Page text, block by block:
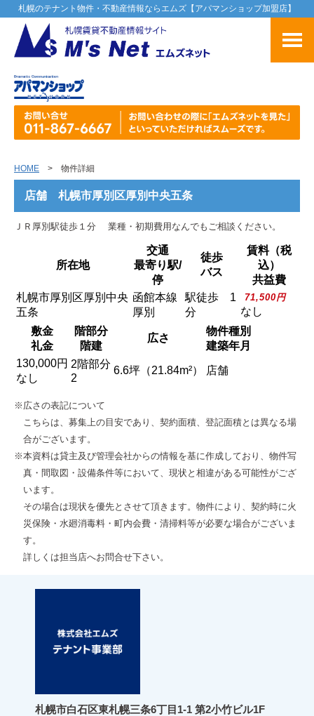
札幌のテナント物件・不動産情報ならエムズ【アパマンショップ加盟店】
HOME > 物件詳細
店舗 札幌市厚別区厚別中央五条
ＪＲ厚別駅徒歩１分 業種・初期費用なんでもご相談ください。
所在地
交通
最寄り駅/
停
徒歩
バス
賃料（税
込）
共益費
札幌市厚別区厚別中央
五条
函館本線
厚別
駅徒歩 1
分
71,500円
なし
敷金
礼金
階部分
階建
広さ
物件種別
建築年月
130,000円
なし
2階部分
2
6.6坪（21.84m²） 店舗
※広さの表記について
こちらは、募集上の目安であり、契約面積、登記面積とは異なる場
合がございます。
※本資料は貸主及び管理会社からの情報を基に作成しており、物件写
真・間取図・設備条件等において、現状と相違がある可能性がござ
います。
その場合は現状を優先とさせて頂きます。物件により、契約時に火
災保険・水廻消毒料・町内会費・清掃料等が必要な場合がございま
す。
詳しくは担当店へお問合せ下さい。
札幌市白石区東札幌三条6丁目1-1 第2小竹ビル1F